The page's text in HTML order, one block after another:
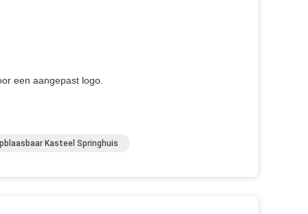
een aangepast logo.
Kasteel Springhuis